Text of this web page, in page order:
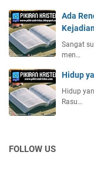
Ada
Sangat
men…
Hidup
Hidup
Rasu…
FOLLOW US